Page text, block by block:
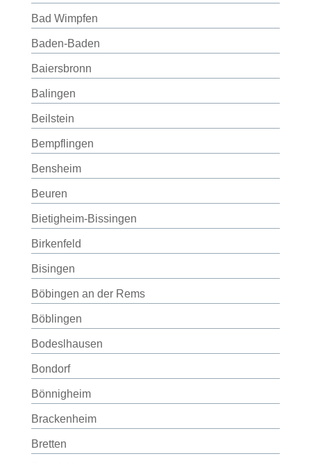
Bad Wimpfen
Baden-Baden
Baiersbronn
Balingen
Beilstein
Bempflingen
Bensheim
Beuren
Bietigheim-Bissingen
Birkenfeld
Bisingen
Böbingen an der Rems
Böblingen
Bodeslhausen
Bondorf
Bönnigheim
Brackenheim
Bretten